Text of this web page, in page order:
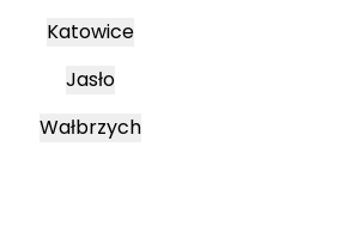
Katowice
Jasło
Wałbrzych